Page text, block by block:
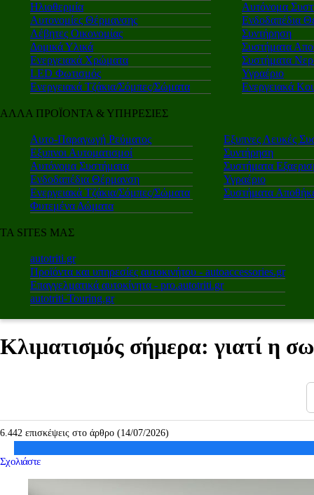
Ηλιοθερμία
Αυτονομίες Θέρμανσης
Λέβητες Οικονομίας
Δομικά Υλικά
Ενεργειακά Χρώματα
LED Φωτισμός
Ενεργειακά Τζάκια/Σόμπες/Σώματα
Αυτόνομα
Ενδοδαπέδια
Συντήρηση
Συστήματα
Συστήματα
Υγραέριο
Ενεργειακά
ΑΛΛΑ ΠΡΟΪΟΝΤΑ & ΥΠΗΡΕΣΙΕΣ
Αυτο-Παραγωγή Ρεύματος
Εξυπνοι Αυτοματισμοί
Αυτόνομα Συστήματα
Ενδοδαπέδια Θέρμανση
Ενεργειακά Τζάκια/Σόμπες/Σώματα
Φυτεμένα Δώματα
Εξυπνες Λευκές
Συντήρηση
Συστήματα
Υγραέριο
Συστήματα
ΤΑ SITES ΜΑΣ
autotriti.gr
Προϊόντα και υπηρεσίες αυτοκινήτου - autoaccessories.gr
Επαγγελματικά αυτοκίνητα - pro.autotriti.gr
autotriti-Touring.gr
Κλιματισμός σήμερα: γιατί η
6.442 επισκέψεις στο άρθρο (14/07/2026)
Σχολιάστε